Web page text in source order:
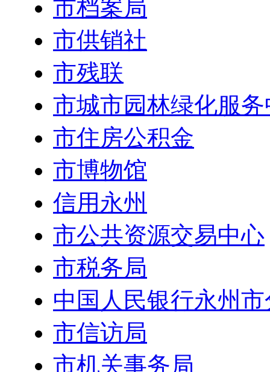
市档案局
市供销社
市残联
市城市园林绿化服
市住房公积金
市博物馆
信用永州
市公共资源交易中心
市税务局
中国人民银行永州
市信访局
市机关事务局